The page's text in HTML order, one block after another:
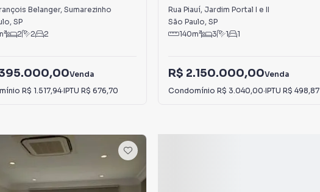
Belanger, Sumarezinho
, SP
2 2 2
Venda
R$ 1.517,94·IPTU R$ 676,70
Portal I e II
Rua Piauí, Jardim Portal I e II
São Paulo, SP
140m² 3 1 1
R$ 2.150.000,00Venda
Condomínio R$ 3.040,00·IPTU R$ 498,87